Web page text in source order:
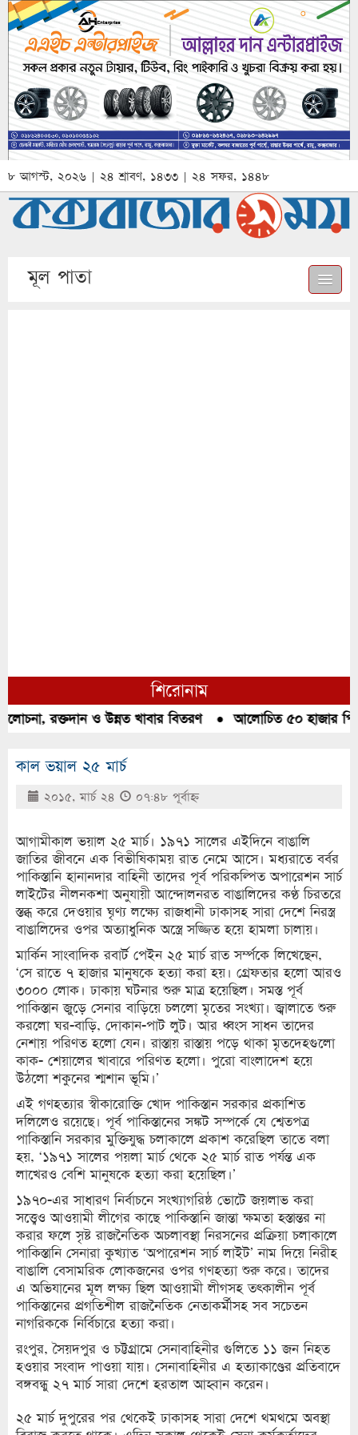
৮ আগস্ট, ২০২৬ | ২৪ শ্রাবণ, ১৪৩৩ | ২৪ সফর, ১৪৪৮
মূল পাতা
শিরোনাম
রক্তদান ও উন্নত খাবার বিতরণ●আলোচিত ৫০ হাজার পিস
কাল ভয়াল ২৫ মার্চ
২০১৫, মার্চ ২৪ ০৭:৪৮ পূর্বাহ্ণ
আগামীকাল ভয়াল ২৫ মার্চ। ১৯৭১ সালের এইদিনে বাঙালি
জাতির জীবনে এক বিভীষিকাময় রাত নেমে আসে। মধ্যরাতে বর্বর
পাকিস্তানি হানানদার বাহিনী তাদের পূর্ব পরিকল্পিত অপারেশন সার্চ
লাইটের নীলনকশা অনুযায়ী আন্দোলনরত বাঙালিদের কণ্ঠ চিরতরে
স্তব্ধ করে দেওয়ার ঘৃণ্য লক্ষ্যে রাজধানী ঢাকাসহ সারা দেশে নিরস্ত্র
বাঙালিদের ওপর অত্যাধুনিক অস্ত্রে সজ্জিত হয়ে হামলা চালায়।
মার্কিন সাংবাদিক রবার্ট পেইন ২৫ মার্চ রাত সর্ম্পকে লিখেছেন,
‘সে রাতে ৭ হাজার মানুষকে হত্যা করা হয়। গ্রেফতার হলো আরও
৩০০০ লোক। ঢাকায় ঘটনার শুরু মাত্র হয়েছিল। সমস্ত পূর্ব
পাকিস্তান জুড়ে সেনার বাড়িয়ে চললো মৃতের সংখ্যা। জ্বালাতে শুরু
করলো ঘর-বাড়ি, দোকান-পাট লুট। আর ধ্বংস সাধন তাদের
নেশায় পরিণত হলো যেন। রাস্তায় রাস্তায় পড়ে থাকা মৃতদেহগুলো
কাক- শেয়ালের খাবারে পরিণত হলো। পুরো বাংলাদেশ হয়ে
উঠলো শকুনের শ্মশান ভূমি।’
এই গণহত্যার স্বীকারোক্তি খোদ পাকিস্তান সরকার প্রকাশিত
দলিলেও রয়েছে। পূর্ব পাকিস্তানের সঙ্কট সম্পর্কে যে শ্বেতপত্র
পাকিস্তানি সরকার মুক্তিযুদ্ধ চলাকালে প্রকাশ করেছিল তাতে বলা
হয়, ‘১৯৭১ সালের পয়লা মার্চ থেকে ২৫ মার্চ রাত পর্যন্ত এক
লাখেরও বেশি মানুষকে হত্যা করা হয়েছিল।’
১৯৭০-এর সাধারণ নির্বাচনে সংখ্যাগরিষ্ঠ ভোটে জয়লাভ করা
সত্ত্বেও আওয়ামী লীগের কাছে পাকিস্তানি জান্তা ক্ষমতা হস্তান্তর না
করার ফলে সৃষ্ট রাজনৈতিক অচলাবস্থা নিরসনের প্রক্রিয়া চলাকালে
পাকিস্তানি সেনারা কুখ্যাত ‘অপারেশন সার্চ লাইট’ নাম দিয়ে নিরীহ
বাঙালি বেসামরিক লোকজনের ওপর গণহত্যা শুরু করে। তাদের
এ অভিযানের মূল লক্ষ্য ছিল আওয়ামী লীগসহ তৎকালীন পূর্ব
পাকিস্তানের প্রগতিশীল রাজনৈতিক নেতাকর্মীসহ সব সচেতন
নাগরিককে নির্বিচারে হত্যা করা।
রংপুর, সৈয়দপুর ও চট্টগ্রামে সেনাবাহিনীর গুলিতে ১১ জন নিহত
হওয়ার সংবাদ পাওয়া যায়। সেনাবাহিনীর এ হত্যাকাণ্ডের প্রতিবাদে
বঙ্গবন্ধু ২৭ মার্চ সারা দেশে হরতাল আহ্বান করেন।
২৫ মার্চ দুপুরের পর থেকেই ঢাকাসহ সারা দেশে থমথমে অবস্থা